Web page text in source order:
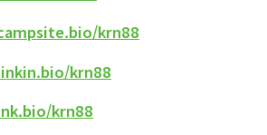
krn88
krn88
krn88